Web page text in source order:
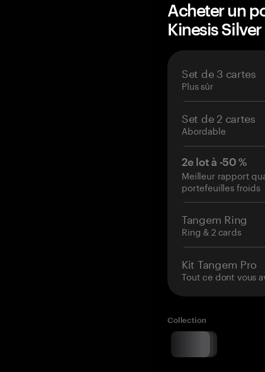
Acheter un
Kinesis
Set de 3 cartes
Plus sûr
Set de 2 cartes
Abordable
2e lot à -50 %
Meilleur rapport
portefeuilles froids
Tangem Ring
Ring & 2 cards
Kit Tangem Pro
Tout ce dont vous
Collection